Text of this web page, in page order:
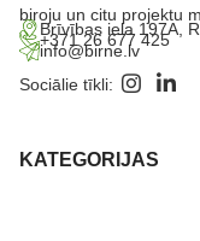
biroju un citu projektu
Brīvības iela 197A,
+371 26 677 425
info@birne.lv
Sociālie tīkli:
KATEGORIJAS